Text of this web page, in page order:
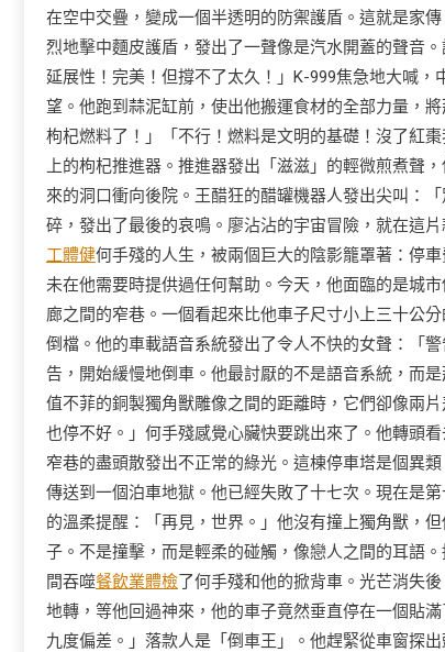
在空中交疊，變成一個半透明的防禦護盾。這就是家
烈地擊中麵皮護盾，發出了一聲像是汽水開蓋的聲音
延展性！完美！但撐不了太久！」K-999焦急地大喊
望。他跑到蒜泥缸前，使出他搬運食材的全部力量，
枸杞燃料了！」「不行！燃料是文明的基礎！沒了紅
上的枸杞推進器。推進器發出「滋滋」的輕微煎煮聲
來的洞口衝向後院。王醋狂的醋罐機器人發出尖叫：
碎，發出了最後的哀鳴。廖沾沾的宇宙冒險，就在這
工體健何手殘的人生，被兩個巨大的陰影籠罩著：停
未在他需要時提供過任何幫助。今天，他面臨的是城
廊之間的窄巷。一個看起來比他車子尺寸小上三十公
倒檔。他的車載語音系統發出了令人不快的女聲：「
告，開始緩慢地倒車。他最討厭的不是語音系統，而
值不菲的銅製獨角獸雕像之間的距離時，它們卻像兩
也停不好。」何手殘感覺心臟快要跳出來了。他轉頭
窄巷的盡頭散發出不正常的綠光。這棟停車塔是個異
傳送到一個泊車地獄。他已經失敗了十七次。現在是
的溫柔提醒：「再見，世界。」他沒有撞上獨角獸，
子。不是撞擊，而是輕柔的碰觸，像戀人之間的耳語
間吞噬餐飲業體檢了何手殘和他的掀背車。光芒消失
地轉，等他回過神來，他的車子竟然垂直停在一個貼
九度偏差。」落款人是「倒車王」。他趕緊從車窗探